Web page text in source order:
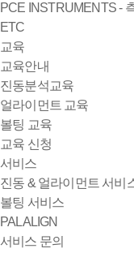
PCE INSTRUMENTS -
ETC
교육
교육안내
진동분석교육
얼라이먼트 교육
볼팅 교육
교육 신청
서비스
진동 & 얼라이먼트 서비
볼팅 서비스
PALALIGN
서비스 문의